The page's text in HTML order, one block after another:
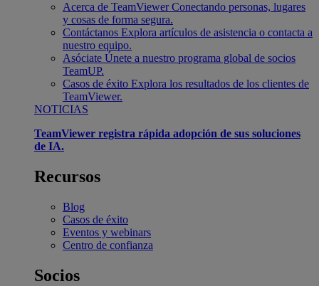
Acerca de TeamViewer Conectando personas, lugares
y cosas de forma segura.
Contáctanos Explora artículos de asistencia o contacta a
nuestro equipo.
Asóciate Únete a nuestro programa global de socios
TeamUP.
Casos de éxito Explora los resultados de los clientes de
TeamViewer.
NOTICIAS
TeamViewer registra rápida adopción de sus soluciones
de IA.
Recursos
Blog
Casos de éxito
Eventos y webinars
Centro de confianza
Socios